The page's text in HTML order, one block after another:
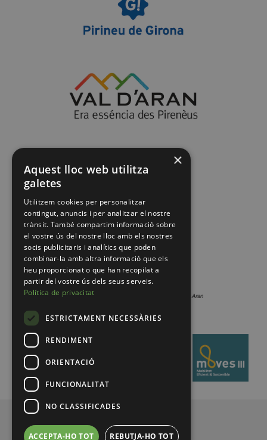
×
Aquest lloc web utilitza
galetes
Utilitzem cookies per personalitzar
contingut, anuncis i per analitzar el nostre
trànsit. També compartim informació sobre
el vostre ús del nostre lloc amb els nostres
socis publicitaris i analítics que poden
combinar-la amb altra informació que els
heu proporcionat o que han recopilat a
partir del vostre ús dels seus serveis.
Política de privacitat
ESTRICTAMENT NECESSÀRIES
RENDIMENT
ORIENTACIÓ
FUNCIONALITAT
NO CLASSIFICADES
ACCEPTA-HO TOT REBUTJA-HO TOT